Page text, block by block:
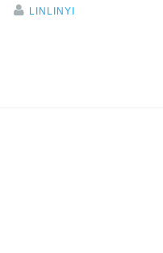
LINLINYI